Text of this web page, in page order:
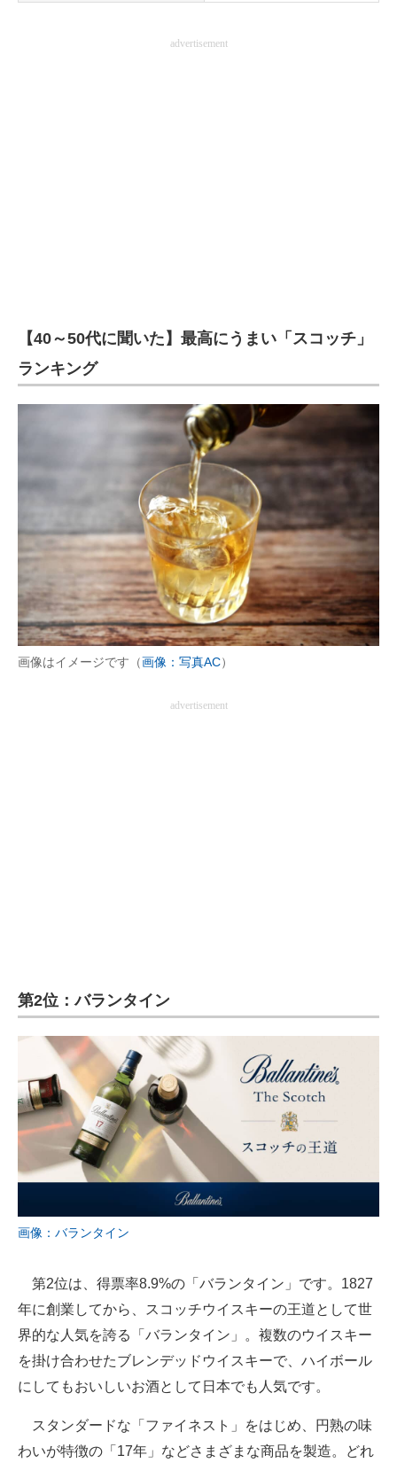
advertisement
【40～50代に聞いた】最高にうまい「スコッチ」
ランキング
画像はイメージです（画像：写真AC）
advertisement
第2位：バランタイン
画像：バランタイン
第2位は、得票率8.9%の「バランタイン」です。1827
年に創業してから、スコッチウイスキーの王道として世
界的な人気を誇る「バランタイン」。複数のウイスキー
を掛け合わせたブレンデッドウイスキーで、ハイボール
にしてもおいしいお酒として日本でも人気です。
スタンダードな「ファイネスト」をはじめ、円熟の味
わいが特徴の「17年」などさまざまな商品を製造。どれ